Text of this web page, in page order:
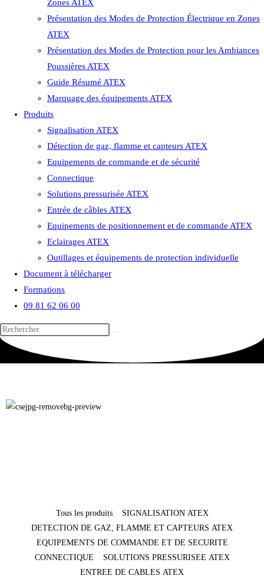
Zones ATEX
Présentation des Modes de Protection Électrique en Zones
ATEX
Présentation des Modes de Protection pour les Ambiances
Poussières ATEX
Guide Résumé ATEX
Marquage des équipements ATEX
Produits
Signalisation ATEX
Détection de gaz, flamme et capteurs ATEX
Equipements de commande et de sécurité
Connectique
Solutions pressurisée ATEX
Entrée de câbles ATEX
Equipements de positionnement et de commande ATEX
Eclairages ATEX
Outillages et équipements de protection individuelle
Document à télécharger
Formations
09 81 62 06 00
Tous les produits
SIGNALISATION ATEX
DETECTION DE GAZ, FLAMME ET CAPTEURS ATEX
EQUIPEMENTS DE COMMANDE ET DE SECURITE
CONNECTIQUE
SOLUTIONS PRESSURISEE ATEX
ENTREE DE CABLES ATEX